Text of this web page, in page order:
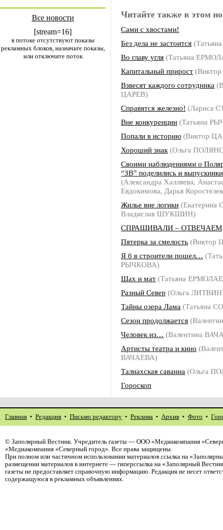
Все новости
[stream=16]
в потоке отсутствуют показы
рекламных блоков, назначьте показы,
или отключите поток
Читайте также в этом
Сами с хвостами!
Без дела не застоится
Во главу угля (Татьяна
Капитальный прирост
Взвесят каждого сотрудника
ЦАРЕВ)
Справятся железно! (Лариса
Вне конкуренции (Татьяна
Попали в историю (Виктор
Хороший знак (Ольга
Своими наблюдениями о
“ЗВ” поделились и
(Александра Халляева,
Евдокимова, Дарья
Жилье вне логики
Владислав ШУКШИН)
СПРАШИВАЛИ – ОТВЕЧАЕМ
Пятерка за смелость (Виктор
Я б в строители пошел…
РЫЧКОВА)
Шах и мат (Татьяна
Разный Север (Ольга
Тайны озера Лама (Татьяна
Сезон продолжается
Человек из… (Валентина
Артисты театра и кино
ВАЧАЕВА)
Талнахская саванна (Ольга
Гороскоп
Главная • Редакция • Письмо редактору • Реклама • Архив • Фото •
© Заполярный Вестник. Учредитель газеты — ООО «Медиакомпания
«Медиакомпания «Северный город». Все права защищены.
При полном или частичном использовании материалов ссылка на
размещении материалов в интернете — гиперссылка на «Заполярный
газеты не предоставляет справочную информацию. Редакция не несет
содержащуюся в рекламных объявлениях.